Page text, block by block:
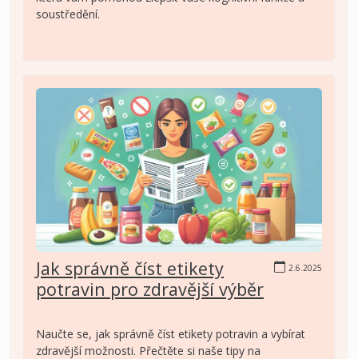
soustředění.
2.6.2025
Jak správně číst etikety
potravin pro zdravější výběr
Naučte se, jak správně číst etikety potravin a vybírat
zdravější možnosti. Přečtěte si naše tipy na